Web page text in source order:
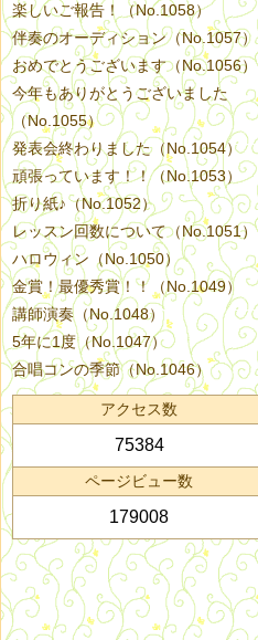
楽しいご報告！（No.1058）
伴奏のオーディション（No.1057）
おめでとうございます（No.1056）
今年もありがとうございました
（No.1055）
発表会終わりました（No.1054）
頑張っています！！（No.1053）
折り紙♪（No.1052）
レッスン回数について（No.1051）
ハロウィン（No.1050）
金賞！最優秀賞！！（No.1049）
講師演奏（No.1048）
5年に1度（No.1047）
合唱コンの季節（No.1046）
アクセス数
75384
ページビュー数
179008